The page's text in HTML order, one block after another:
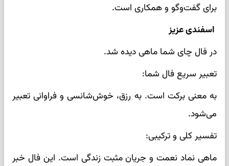
برای گفت‌وگو و همکاری است.
اسفندی عزیز
در فال چای شما ماهی دیده شد.
تعبیر سریع فال شما:
به معنی برکت است. به رزق، خوش‌شانسی و فراوانی تعبیر
می‌شود.
تفسیر کلی و ترکیبی:
ماهی نماد نعمت و جریان مثبت زندگی است. این فال خبر